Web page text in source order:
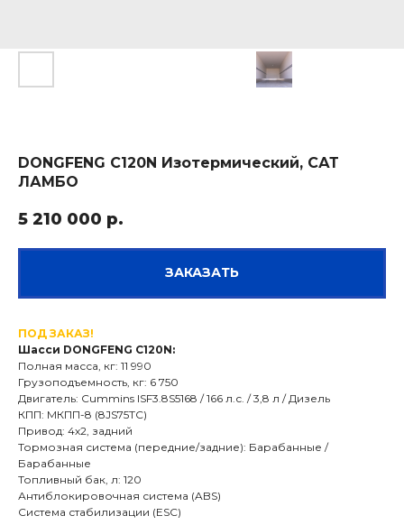
DONGFENG C120N Изотермический, САТ
ЛАМБО
5 210 000 р.
ЗАКАЗАТЬ
ПОД ЗАКАЗ!
Шасси DONGFENG C120N:
Полная масса, кг: 11 990
Грузоподъемность, кг: 6 750
Двигатель: Cummins ISF3.8S5168 / 166 л.с. / 3,8 л / Дизель
КПП: МКПП-8 (8JS75TC)
Привод: 4х2, задний
Тормозная система (передние/задние): Барабанные /
Барабанные
Топливный бак, л: 120
Антиблокировочная система (ABS)
Система стабилизации (ESC)